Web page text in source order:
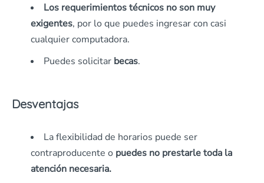
Los requerimientos técnicos no son muy
exigentes, por lo que puedes ingresar con casi
cualquier computadora.
Puedes solicitar becas.
Desventajas
La flexibilidad de horarios puede ser
contraproducente o puedes no prestarle toda la
atención necesaria.